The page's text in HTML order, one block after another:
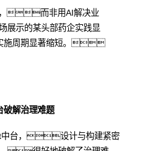
，而非用AI解决业
示的某头部药企实践显
施周期显著缩短。
破解治理难题
中台，设计与构建紧密